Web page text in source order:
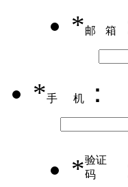
*邮箱
*手机 ：
*验证
码